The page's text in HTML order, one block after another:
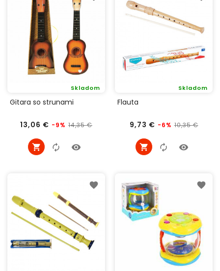
Gitara so strunami
13,06 € Bežná
-9% 14,35 €
Skladom
Cena
Flauta
9,73 € Bežná
-6% 10,35 €
Skladom
Cena